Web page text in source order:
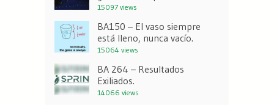
15097 views
BA150 – El vaso siempre
está lleno, nunca vacío.
15064 views
BA 264 – Resultados
Exiliados.
14066 views